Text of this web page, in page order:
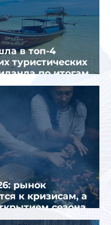
в топ-4
туристических
по итогам
2026 года
рынок
к кризисам, а
сезона